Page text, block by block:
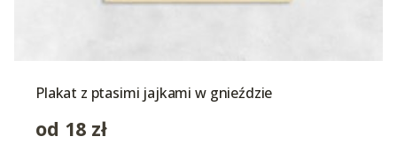
Plakat z ptasimi jajkami w gnieździe
od 18 zł